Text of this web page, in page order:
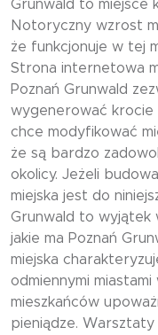
Grunwald to miejsce
Notoryczny wzrost
że funkcjonuje w tej
Strona internetowa
Poznań Grunwald
wygenerować krocie
chce modyfikować
że są bardzo
okolicy. Jeżeli
miejska jest do
Grunwald to wyjątek
jakie ma Poznań
miejska
odmiennymi miastami
mieszkańców
pieniądze. Warsztaty